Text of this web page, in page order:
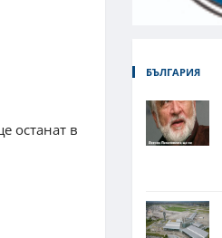
останат в
БЪЛГАРИЯ